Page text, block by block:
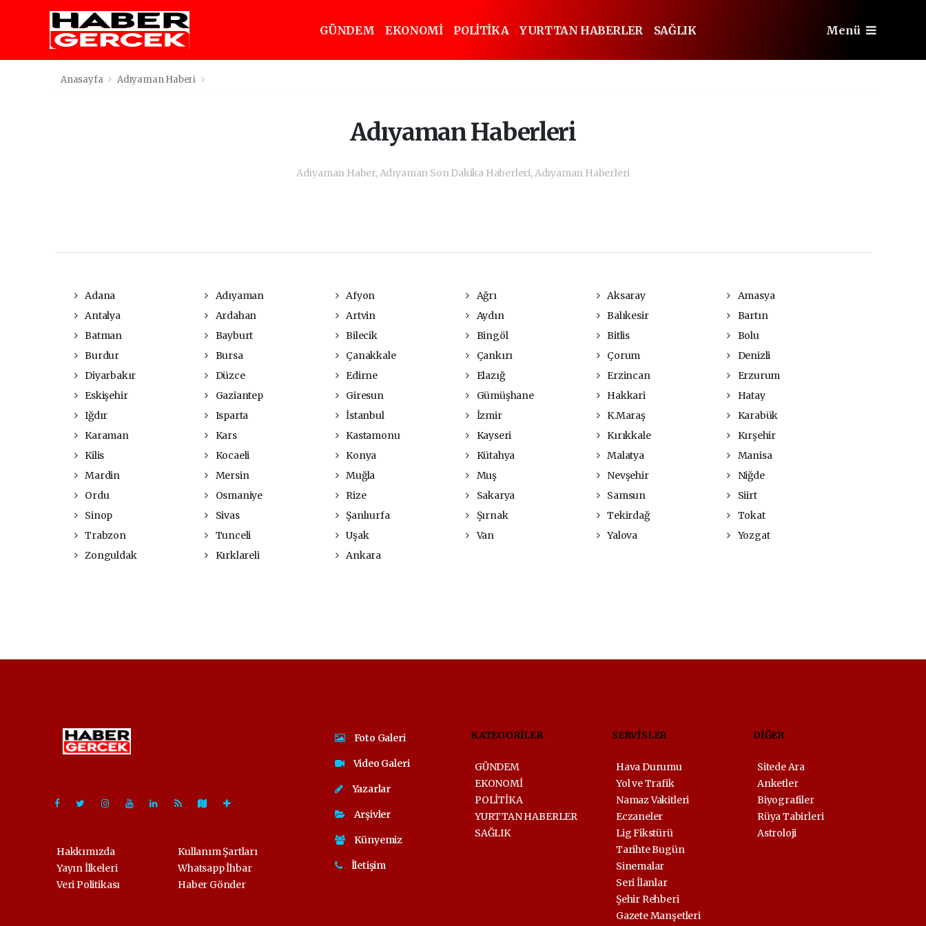
GÜNDEM EKONOMİ POLİTİKA YURTTAN HABERLER SAĞLIK Menü
Anasayfa Adıyaman Haberi
Adıyaman Haberleri
Adıyaman Haber, Adıyaman Son Dakika Haberleri, Adıyaman Haberleri
Adana Adıyaman Afyon Ağrı Aksaray
Amasya
Antalya
Ardahan Artvin Aydın Balıkesir
Bartın
Batman
Bayburt Bilecik Bingöl Bitlis
Bolu
Burdur
Bursa Çanakkale Çankırı Çorum
Denizli
Diyarbakır
Düzce Edirne Elazığ Erzincan
Erzurum
Eskişehir
Gaziantep Giresun Gümüşhane Hakkari
Hatay
Iğdır
Isparta İstanbul İzmir K.Maraş
Karabük
Karaman
Kars Kastamonu Kayseri Kırıkkale
Kırşehir
Kilis
Kocaeli Konya Kütahya Malatya
Manisa
Mardin
Mersin Muğla Muş Nevşehir
Niğde
Ordu
Osmaniye Rize Sakarya Samsun
Siirt
Sinop
Sivas Şanlıurfa Şırnak Tekirdağ
Tokat
Trabzon
Tunceli Uşak Van Yalova
Yozgat
Zonguldak
Kırklareli Ankara
Hakkımızda
Yayın İlkeleri
Veri Politikası
Kullanım Şartları
Whatsapp İhbar
Haber Gönder
Foto Galeri
Video Galeri
Yazarlar
Arşivler
Künyemiz
İletişim
KATEGORİLER
GÜNDEM
EKONOMİ
POLİTİKA
YURTTAN HABERLER
SAĞLIK
SERVİSLER
Hava Durumu
Yol ve Trafik
Namaz Vakitleri
Eczaneler
Lig Fikstürü
Tarihte Bugün
Sinemalar
Seri İlanlar
Şehir Rehberi
Gazete Manşetleri
DİĞER
Sitede Ara
Anketler
Biyografiler
Rüya Tabirleri
Astroloji